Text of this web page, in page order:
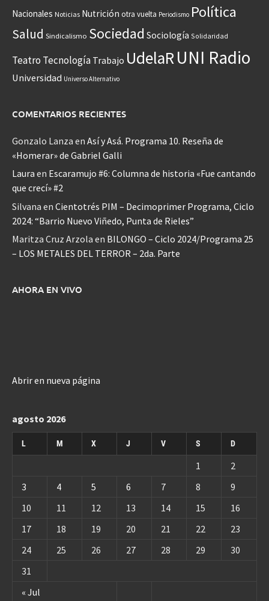
Nacionales Noticias Nutrición otra vuelta Periodismo Política
Salud Sindicalismo Sociedad Sociología Solidaridad
Teatro Tecnología Trabajo UdelaR UNI Radio
Universidad Universo Alternativo
COMENTARIOS RECIENTES
Gonzalo Lanza en Así y Asá. Programa 10. Reseña de
«Homerar» de Gabriel Galli
Laura en Escaramujo #6: Columna de historia «Fue cantando
que crecí» #2
Silvana en Cientotrés PIM – Decimoprimer Programa, Ciclo
2024: “Barrio Nuevo Viñedo, Punta de Rieles”
Maritza Cruz Arzola en BILONGO – Ciclo 2024/Programa 25
– LOS METALES DEL TERROR – 2da. Parte
AHORA EN VIVO
Abrir en nueva página
agosto 2026
L M X J V S D
« Jul
1
2
3
4 5 6 7 8
9
10
11 12 13 14 15
16
17
18 19 20 21 22
23
24
25 26 27 28 29
30
31